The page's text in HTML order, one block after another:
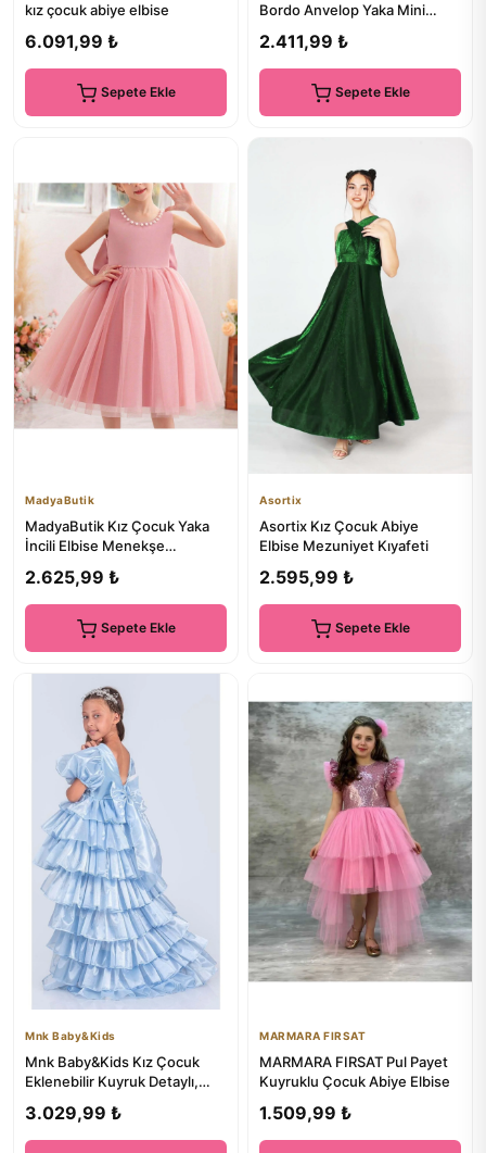
kız çocuk abiye elbise
6.091,99 ₺
Sepete Ekle
Bordo Anvelop Yaka Mini
2.411,99 ₺
Sepete Ekle
MadyaButik
MadyaButik Kız Çocuk Yaka
İncili Elbise Menekşe
Mezuniye...
2.625,99 ₺
Sepete Ekle
Asortix
Asortix Kız Çocuk Abiye
Elbise Mezuniyet Kıyafeti
2.595,99 ₺
Sepete Ekle
Mnk Baby&Kids
Mnk Baby&Kids Kız Çocuk
Eklenebilir Kuyruk Detaylı,
3.029,99 ₺
MARMARA FIRSAT
MARMARA FIRSAT Pul Payet
Kuyruklu Çocuk Abiye Elbise
1.509,99 ₺